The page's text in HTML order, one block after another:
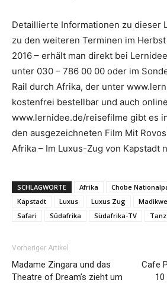
Detaillierte Informationen zu dieser
zu den weiteren Terminen im
2016 – erhält man direkt bei
unter 030 – 786 00 00 oder im
Rail durch Afrika, der unter
kostenfrei bestellbar und auch
www.lernidee.de/reisefilme gibt es
den ausgezeichneten Film Mit
Afrika – Im Luxus-Zug von Kapstadt
SCHLAGWORTE Afrika Chobe
Kapstadt
Luxus Luxus Zug Madikwe
Safari
Südafrika Südafrika-TV
Vorheriger Artikel
Madame Zingara und das
Theatre of Dream’s zieht um
Cafe